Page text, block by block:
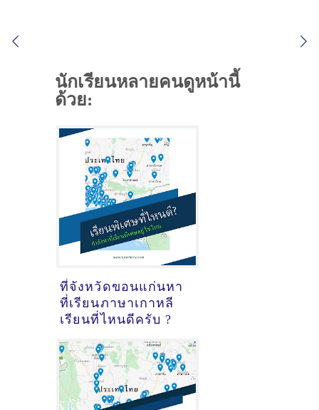
นักเรียนหลายคนดูหน้านี้
ด้วย:
ที่จังหวัดขอนแก่นหา
ที่เรียนภาษาเกาหลี
เรียนที่ไหนดีครับ ?